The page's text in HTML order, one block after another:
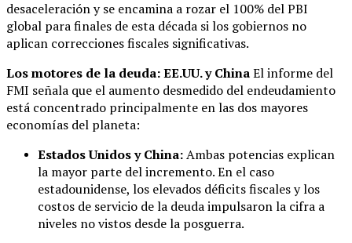
desaceleración y se encamina a rozar el 100% del PBI
global para finales de esta década si los gobiernos no
aplican correcciones fiscales significativas.
Los motores de la deuda: EE.UU. y ChinaEl informe del
FMI señala que el aumento desmedido del endeudamiento
está concentrado principalmente en las dos mayores
economías del planeta:
Estados Unidos y China:Ambas potencias explican
la mayor parte del incremento. En el caso
estadounidense, los elevados déficits fiscales y los
costos de servicio de la deuda impulsaron la cifra a
niveles no vistos desde la posguerra.